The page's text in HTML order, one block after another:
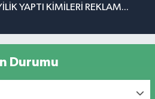
YAPTI KİMİLERİ REKLAM...
Durumu